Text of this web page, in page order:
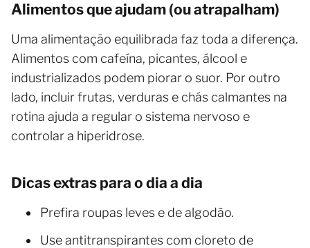
Alimentos que ajudam (ou atrapalham)
Uma alimentação equilibrada faz toda a diferença.
Alimentos com cafeína, picantes, álcool e
industrializados podem piorar o suor. Por outro
lado, incluir frutas, verduras e chás calmantes na
rotina ajuda a regular o sistema nervoso e
controlar a hiperidrose.
Dicas extras para o dia a dia
Prefira roupas leves e de algodão.
Use antitranspirantes com cloreto de